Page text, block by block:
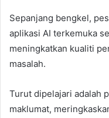
​Sepanjang bengkel,
aplikasi AI terkemuka
meningkatkan kualiti
masalah.
Turut dipelajari adalah
maklumat,